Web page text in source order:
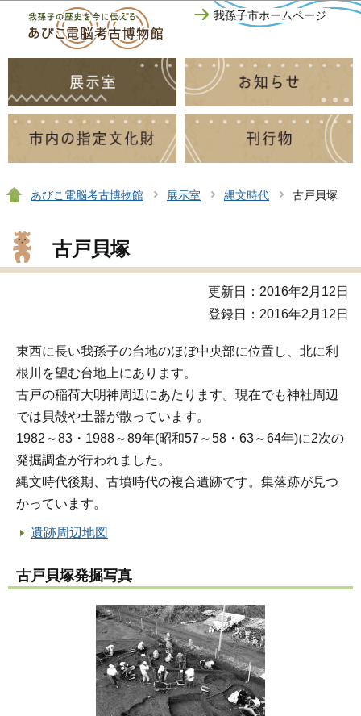
このページの本文へ移動我孫子市ホームページ
あびこ電脳考古博物館 展示室 縄文時代 古戸貝塚
古戸貝塚
更新日：2016年2月12日
登録日：2016年2月12日
東西に長い我孫子の台地のほぼ中央部に位置し、北に利
根川を望む台地上にあります。
古戸の稲荷大明神周辺にあたります。現在でも神社周辺
では貝殻や土器が散っています。
1982～83・1988～89年(昭和57～58・63～64年)に2次の
発掘調査が行われました。
縄文時代後期、古墳時代の複合遺跡です。集落跡が見つ
かっています。
遺跡周辺地図
古戸貝塚発掘写真